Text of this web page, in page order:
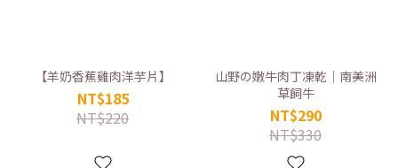
【羊奶香蕉雞肉洋芋片】
NT$185
NT$220
山野の嫩牛肉丁凍乾｜南美洲
草飼牛
NT$290
NT$330